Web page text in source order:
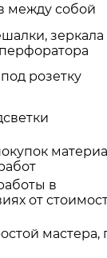
между собой
зеркала
розетку
в
от
мастера,